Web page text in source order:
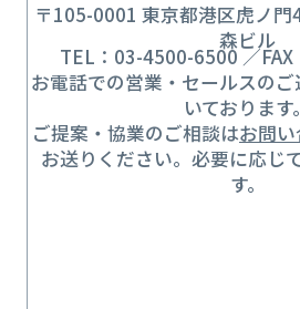
〒105-0001 東京都港区虎ノ
森ビル
TEL：03-4500-6500 ／
お電話での営業・セールスの
いております。
ご提案・協業のご相談はお問
お送りください。必要に応じ
す。